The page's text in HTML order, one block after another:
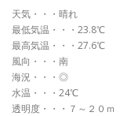
天気・・・晴れ
最低気温・・・23.8℃
最高気温・・・27.6℃
風向・・・南
海況・・・◎
水温・・・24℃
透明度・・・７～２０ｍ